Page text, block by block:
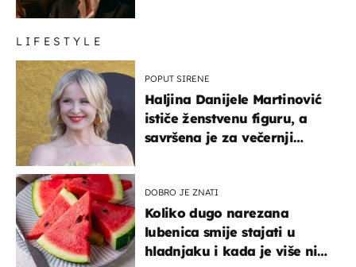
LIFESTYLE
POPUT SIRENE
Haljina Danijele Martinović
ističe ženstvenu figuru, a
savršena je za večernji
DOBRO JE ZNATI
Koliko dugo narezana
lubenica smije stajati u
hladnjaku i kada je više nije